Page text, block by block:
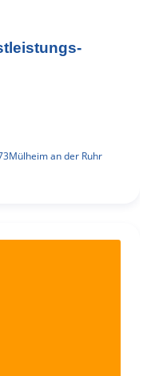
Mülheim an der Ruhr